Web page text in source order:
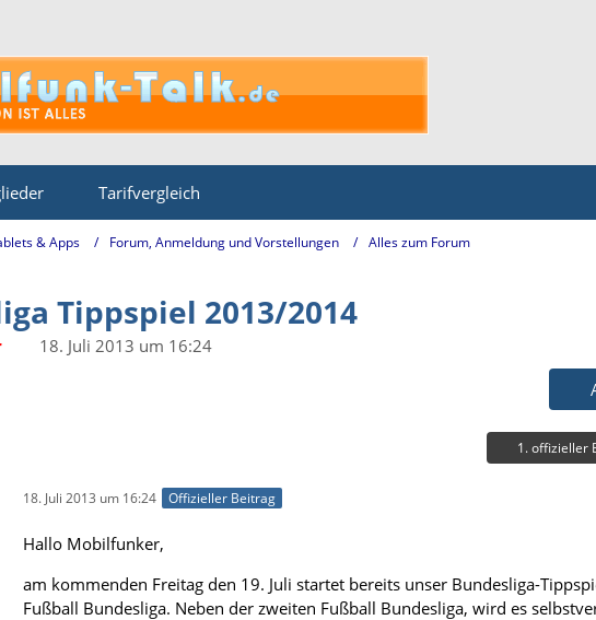
Tarifvergleich
& Apps Forum, Anmeldung und Vorstellungen Alles zum Forum
Tippspiel 2013/2014
18. Juli 2013 um 16:24
1. offizieller
18. Juli 2013 um 16:24 Offizieller Beitrag
Hallo Mobilfunker,
am kommenden Freitag den 19. Juli startet bereits unser Bundesliga-
Fußball Bundesliga. Neben der zweiten Fußball Bundesliga, wird es